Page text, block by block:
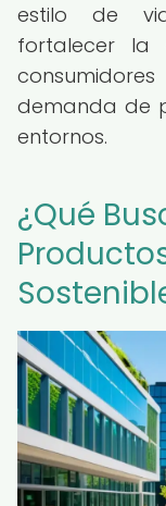
estilo de
fortalecer la
demanda de
entornos.
¿Qué